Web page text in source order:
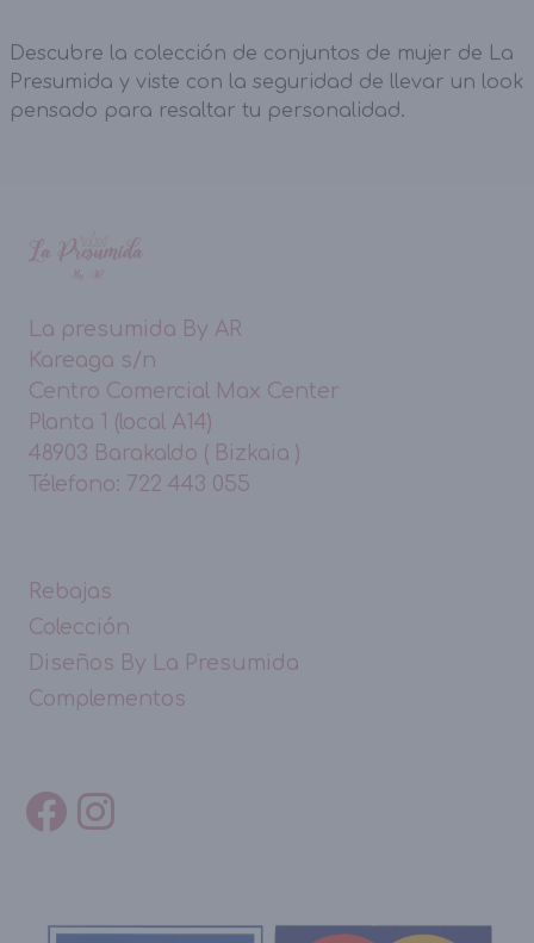
Descubre la colección de conjuntos de mujer de La
Presumida y viste con la seguridad de llevar un look
pensado para resaltar tu personalidad.
La presumida By AR
Kareaga s/n
Centro Comercial Max Center
Planta 1 (local A14)
48903 Barakaldo ( Bizkaia )
Télefono: 722 443 055
Rebajas
Colección
Diseños By La Presumida
Complementos